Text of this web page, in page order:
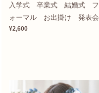
入学式 卒業式 結婚式 フ
ォーマル お出掛け 発表会
¥2,600